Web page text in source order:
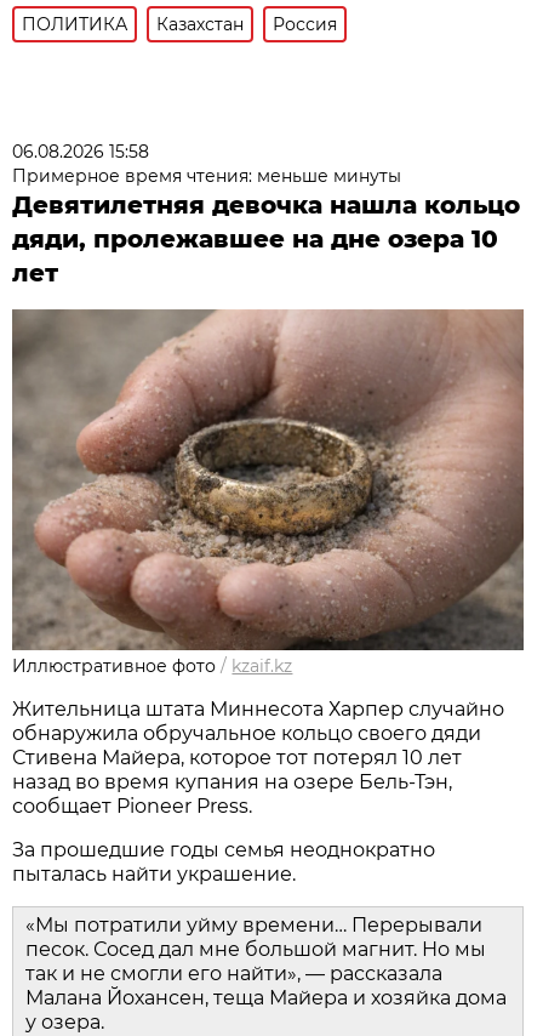
ПОЛИТИКА Казахстан Россия
06.08.2026 15:58
Примерное время чтения: меньше минуты
Девятилетняя девочка нашла кольцо
дяди, пролежавшее на дне озера 10
лет
Иллюстративное фото / kzaif.kz
Жительница штата Миннесота Харпер случайно
обнаружила обручальное кольцо своего дяди
Стивена Майера, которое тот потерял 10 лет
назад во время купания на озере Бель-Тэн,
сообщает Pioneer Press.
За прошедшие годы семья неоднократно
пыталась найти украшение.
«Мы потратили уйму времени… Перерывали
песок. Сосед дал мне большой магнит. Но мы
так и не смогли его найти», — рассказала
Малана Йохансен, теща Майера и хозяйка дома
у озера.